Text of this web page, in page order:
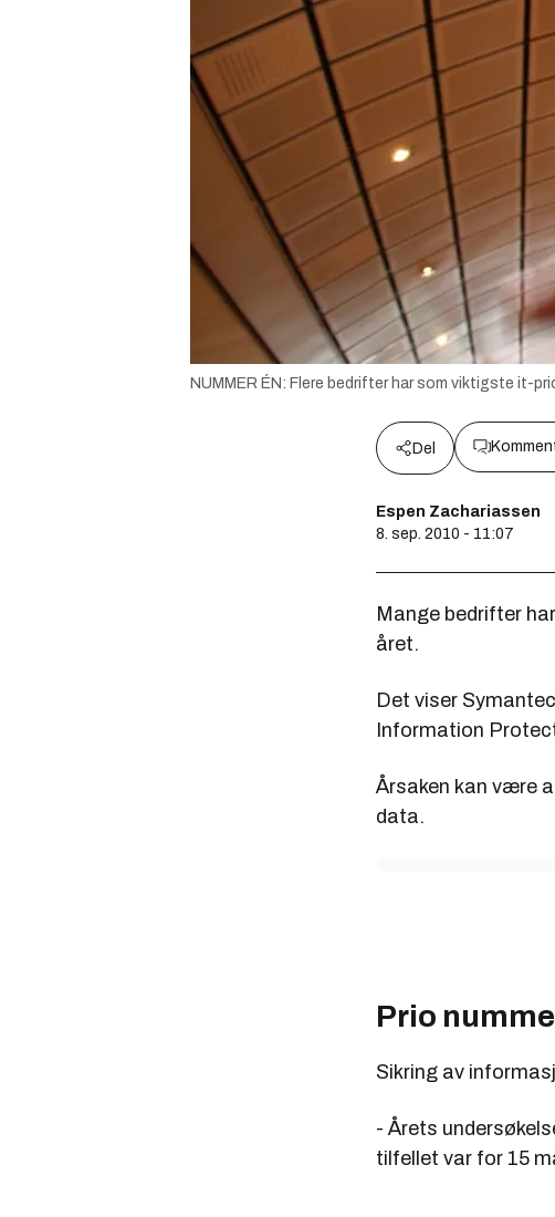
NUMMER ÉN: Flere bedrifter har som viktigste it-
Del
Espen Zachariassen
8. sep. 2010 - 11:07
Mange bedrifter
året.
Det viser
Information
Årsaken kan være
data.
Prio
Sikring av
- Årets
tilfellet var for 15